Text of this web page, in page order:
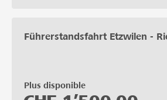
Führerstandsfahrt Etzwilen -
Plus disponible